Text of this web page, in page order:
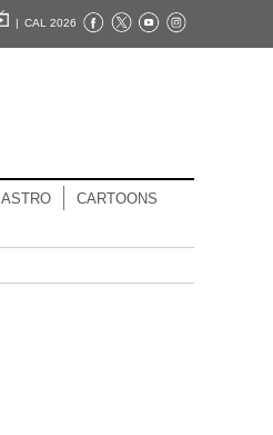
| CAL 2026
ASTRO CARTOONS